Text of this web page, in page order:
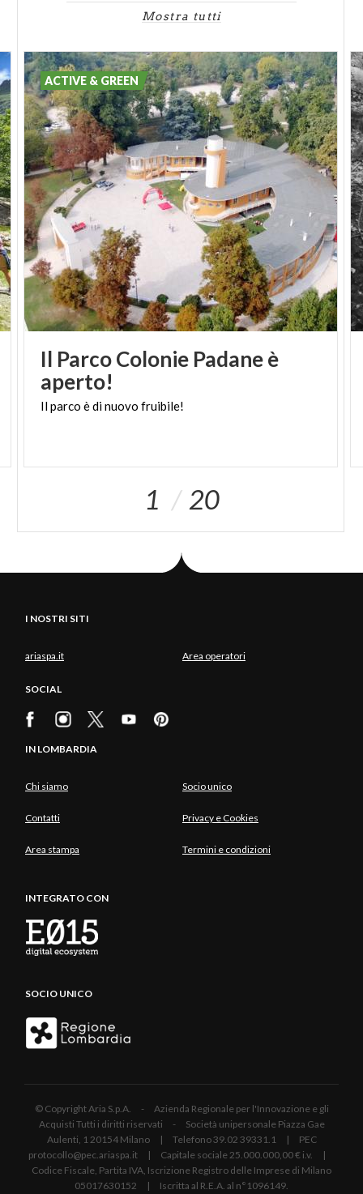
Mostra tutti
Il Parco Colonie Padane è
aperto!
Ilparco èdinuovo fruibile!
ACTIVE & GREEN
1 20
I NOSTRI SITI
ariaspa.it Area operatori
SOCIAL
IN LOMBARDIA
Chi siamo Socio unico
Contatti Privacy e Cookies
Area stampa Termini e condizioni
INTEGRATO CON
SOCIO UNICO
© Copyright Aria S.p.A. - Azienda Regionale per l'Innovazione e gli
Acquisti Tutti i diritti riservati - Società unipersonale Piazza Gae
Aulenti, 1 20154 Milano | Telefono 39.02 39331.1 | PEC
protocollo@pec.ariaspa.it | Capitale sociale 25.000.000,00 € i.v. |
Codice Fiscale, Partita IVA, Iscrizione Registro delle Imprese di Milano
05017630152 | Iscritta al R.E.A. al n°1096149.